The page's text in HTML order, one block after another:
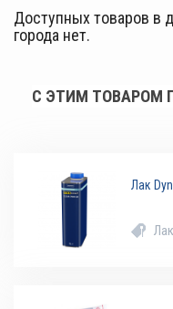
Доступных товаров в
города нет.
С ЭТИМ ТОВАРОМ
Лак